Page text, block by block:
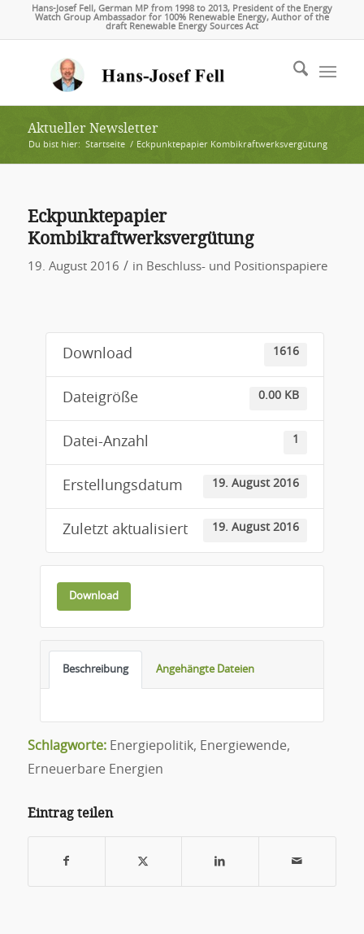
Hans-Josef Fell, German MP from 1998 to 2013, President of the Energy
Watch Group Ambassador for 100% Renewable Energy, Author of the
draft Renewable Energy Sources Act
Aktueller Newsletter
Du bist hier: Startseite / Eckpunktepapier Kombikraftwerksvergütung
Eckpunktepapier
Kombikraftwerksvergütung
19. August 2016 / in Beschluss- und Positionspapiere
Download 1616
Dateigröße 0.00 KB
Datei-Anzahl 1
Erstellungsdatum 19. August 2016
Zuletzt aktualisiert 19. August 2016
Download
Beschreibung Angehängte Dateien
Schlagworte: Energiepolitik, Energiewende,
Erneuerbare Energien
Eintrag teilen